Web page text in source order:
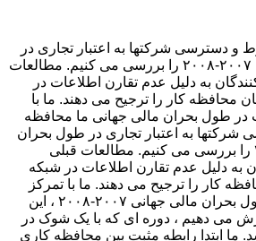
دسترسی شرکتها به اعتبار تجاری در
طول بحران مالی جهانی ۲۰۰۷-۲۰۰۸ را بررسی می کنیم. مطالعات
به دلیل عدم تقارن اطلاعات در
محافظه کار را ترجیح می دهند. ما با
در طول بحران مالی جهانی ما محافظه
به اعتبار تجاری در طول بحران
مالی جهانی ۲۰۰۷-۲۰۰۸ را بررسی می کنیم. مطالعات قبلی
به دلیل عدم تقارن اطلاعات در شبکه
کار را ترجیح می دهند. ما با تمرکز
روی اعتبار تجارت در طول بحران مالی جهانی ۲۰۰۷-۲۰۰۸ ، این
می دهیم ، دوره ای که با یک شوک در
ابتدا رابطه مثبت بین محافظه کاری